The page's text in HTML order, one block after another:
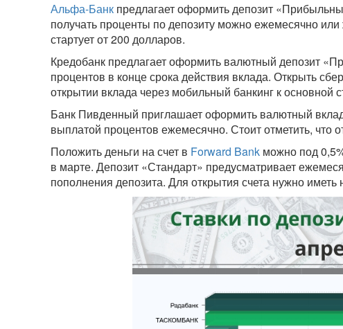
Альфа-Банк предлагает оформить депозит
получать проценты по депозиту можно ежемесячно
стартует от 200 долларов.
Кредобанк предлагает оформить валютный депозит
процентов в конце срока действия вклада. Открыть
открытии вклада через мобильный банкинг к основной
Банк Пивденный приглашает оформить валютный
выплатой процентов ежемесячно. Стоит отметить, что
Положить деньги на счет в Forward Bank можно под
в марте. Депозит «Стандарт» предусматривает
пополнения депозита. Для открытия счета нужно